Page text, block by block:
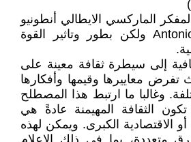
الماركسي الايطالي أنطونيو
غرامشي Antonio Gramsci ولكن بطور وتاثير القوة
إلى سيطرة ثقافة معينة على
تفرض معاييرها وقيمها وأفكارها
وغالبا ما ارتبط هذا المصطلح
تكون الثقافة المهيمنة عادةً هي
الاقتصادية الكبرى. ويمكن لهذه